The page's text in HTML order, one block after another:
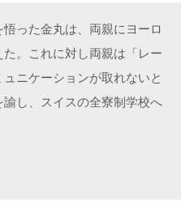
った金丸は、両親にヨーロ
。これに対し両親は「レー
ニケーションが取れないと
し、スイスの全寮制学校へ